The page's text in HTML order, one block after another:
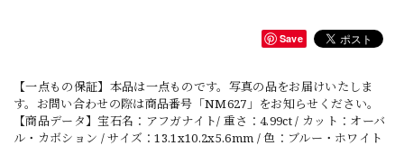
Save
【一点もの保証】本品は一点ものです。写真の品をお届けいたしま
す。お問い合わせの際は商品番号「NM627」をお知らせください。
【商品データ】宝石名：アフガナイト/ 重さ：4.99ct / カット：オーバ
ル・カボション / サイズ：13.1x10.2x5.6mm / 色：ブルー・ホワイト